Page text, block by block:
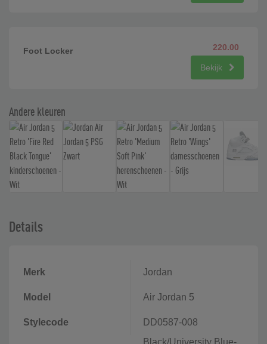
Foot Locker 220.00
Bekijk
Andere kleuren
Details
Merk Jordan
Model Air Jordan 5
Stylecode DD0587-008
Black/University Blue-